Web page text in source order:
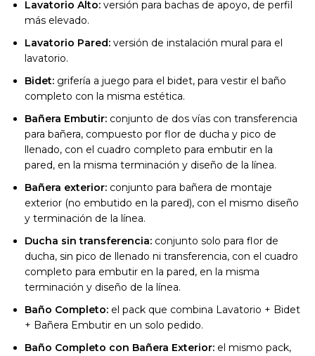
Lavatorio Alto: versión para bachas de apoyo, de perfil
más elevado.
Lavatorio Pared: versión de instalación mural para el
lavatorio.
Bidet: grifería a juego para el bidet, para vestir el baño
completo con la misma estética.
Bañera Embutir: conjunto de dos vías con transferencia
para bañera, compuesto por flor de ducha y pico de
llenado, con el cuadro completo para embutir en la
pared, en la misma terminación y diseño de la línea.
Bañera exterior: conjunto para bañera de montaje
exterior (no embutido en la pared), con el mismo diseño
y terminación de la línea.
Ducha sin transferencia: conjunto solo para flor de
ducha, sin pico de llenado ni transferencia, con el cuadro
completo para embutir en la pared, en la misma
terminación y diseño de la línea.
Baño Completo: el pack que combina Lavatorio + Bidet
+ Bañera Embutir en un solo pedido.
Baño Completo con Bañera Exterior: el mismo pack,